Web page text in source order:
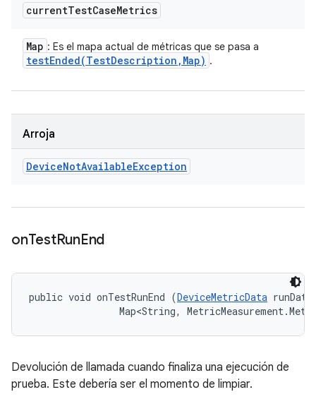
currentTestCaseMetrics
Map : Es el mapa actual de métricas que se pasa a
testEnded(TestDescription , Map) .
Arroja
DeviceNotAvailableException
onTestRunEnd
public void onTestRunEnd (DeviceMetricData
Map<String,
Devolución de llamada cuando finaliza una ejecución de
prueba. Este debería ser el momento de limpiar.